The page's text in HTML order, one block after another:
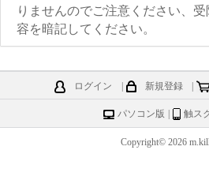
りませんのでご注意ください、
容を暗記してください。
ログイン 新規登録
パソコン版 触ス
Copyright© 2026